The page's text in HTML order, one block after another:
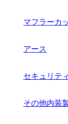
マフラーカ
アース
セキュリティ
その他内装